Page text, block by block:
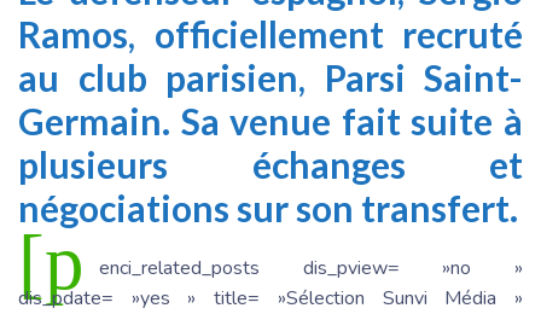
Ramos, officiellement recruté
au club parisien, Parsi Saint-
Germain. Sa venue fait suite à
plusieurs échanges et
négociations sur son transfert.
[p
enci_related_posts dis_pview= »no »
dis_pdate= »yes » title= »Sélection Sunvi Média »